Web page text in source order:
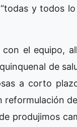
y todos
con el equipo,
de
a corto
reformulación
produjimos